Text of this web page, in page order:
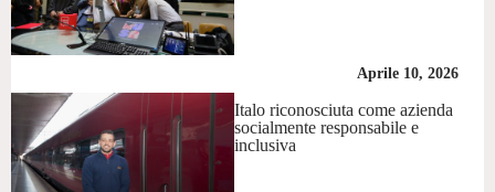
Aprile 10, 2026
Italo riconosciuta come azienda
socialmente responsabile e
inclusiva